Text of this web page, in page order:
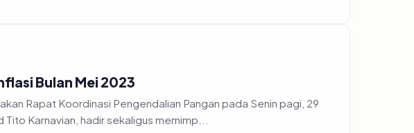
Bulan Mei 2023
Rapat Koordinasi Pengendalian Pangan pada Senin pagi, 29
Karnavian, hadir sekaligus memimp...